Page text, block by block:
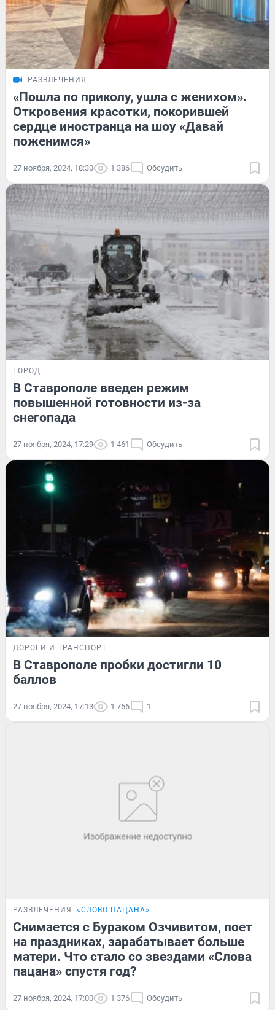
РАЗВЛЕЧЕНИЯ
«Пошла по приколу, ушла с женихом».
Откровения красотки, покорившей
сердце иностранца на шоу «Давай
поженимся»
27 ноября, 2024, 18:30 1 386 Обсудить
ГОРОД
В Ставрополе введен режим
повышенной готовности из-за
снегопада
27 ноября, 2024, 17:29 1 461 Обсудить
ДОРОГИ И ТРАНСПОРТ
В Ставрополе пробки достигли 10
баллов
27 ноября, 2024, 17:13 1 766 1
РАЗВЛЕЧЕНИЯ «СЛОВО ПАЦАНА»
Снимается с Бураком Озчивитом, поет
на праздниках, зарабатывает больше
матери. Что стало со звездами «Слова
пацана» спустя год?
27 ноября, 2024, 17:00 1 376 Обсудить